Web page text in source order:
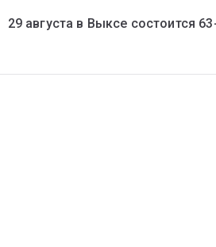
29 августа в Выксе состоится